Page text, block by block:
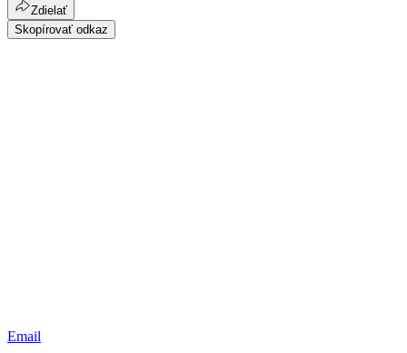
Zdielať
Skopírovať odkaz
Email